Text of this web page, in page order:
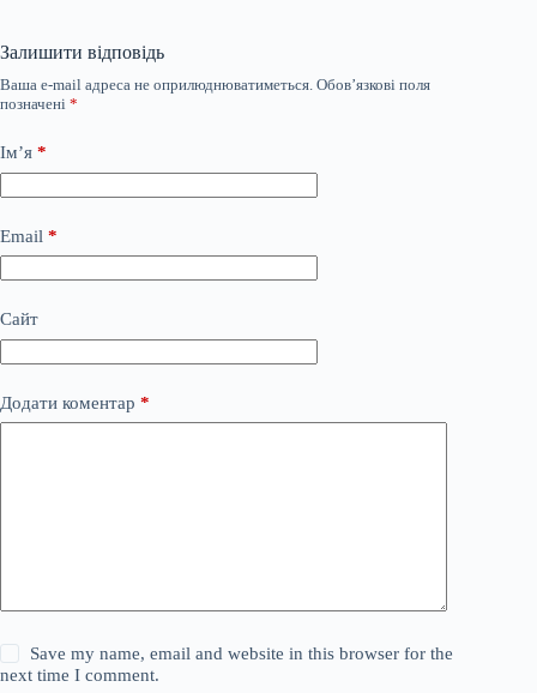
Залишити відповідь
Ваша e-mail адреса не оприлюднюватиметься. Обов’язкові поля
позначені *
Ім’я *
Email *
Сайт
Додати коментар *
Save my name, email and website in this browser for the
next time I comment.